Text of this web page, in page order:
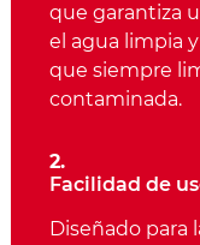
que garantiza
el agua limpia
que siempre
contaminada.
2.
Facilidad de
Diseñado para